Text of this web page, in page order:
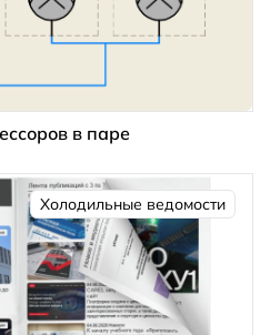
в паре
Холодильные ведомости